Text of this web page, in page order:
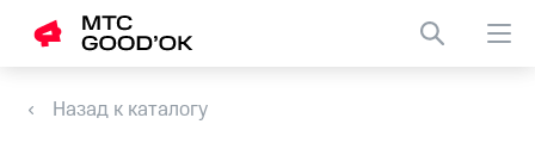
Назад к каталогу